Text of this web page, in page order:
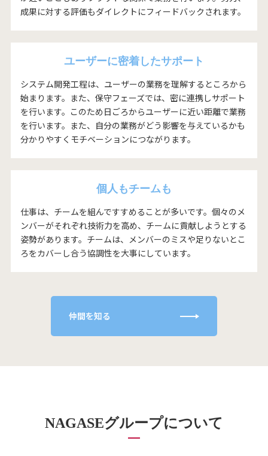
成果に対する評価もダイレクトにフィードバックされます。
ユーザーに密着したサポート
システム開発工程は、ユーザーの業務を理解するところから
始まります。また、保守フェーズでは、密に連携しサポート
を行います。このため日ごろからユーザーに近い距離で業務
を行います。また、自分の業務がどう影響を与えているかも
分かりやすくモチベーションにつながります。
個人もチームも
仕事は、チームを組んですすめることが多いです。個々のメ
ンバーがそれぞれ技術力を高め、チームに貢献しようとする
姿勢があります。チームは、メンバーのミスや足りないとこ
ろをカバーし合う協調性を大事にしています。
仲間を知る
NAGASEグループについて